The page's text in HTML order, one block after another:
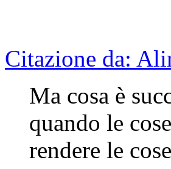
Citazione da:
Ma cosa è
quando le
rendere le